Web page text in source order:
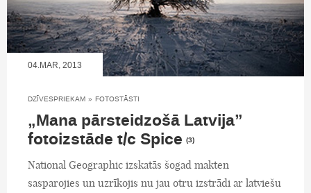
04.MAR, 2013
DZĪVESPRIEKAM » FOTOSTĀSTI
„Mana pārsteidzošā Latvija”
fotoizstāde t/c Spice (3)
National Geographic izskatās šogad makten
sasparojies un uzrīkojis nu jau otru izstrādi ar latviešu